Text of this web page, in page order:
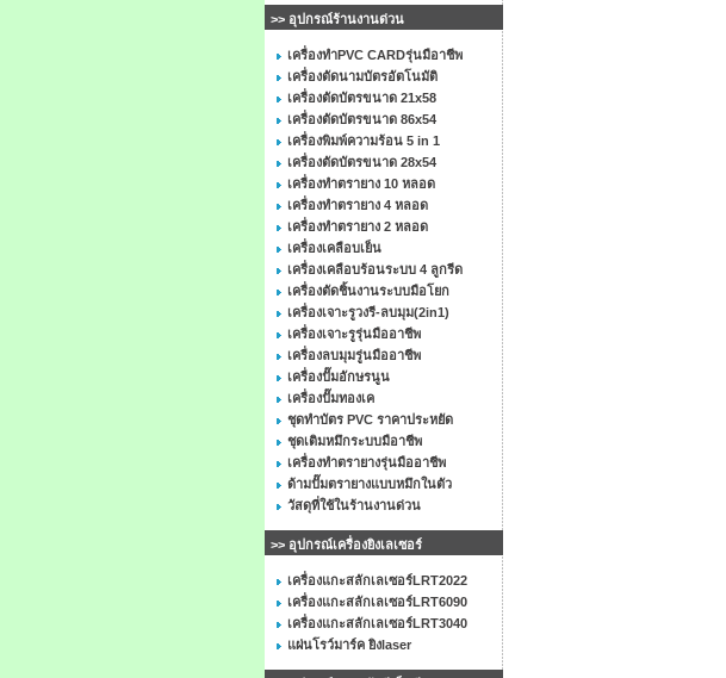
>> อุปกรณ์ร้านงานด่วน
เครื่องทำPVC CARDรุ่นมือาชีพ
เครื่องตัดนามบัตรอัตโนมัติ
เครื่องตัดบัตรขนาด 21x58
เครื่องตัดบัตรขนาด 86x54
เครื่องพิมพ์ความร้อน 5 in 1
เครื่องตัดบัตรขนาด 28x54
เครื่องทำตรายาง 10 หลอด
เครื่องทำตรายาง 4 หลอด
เครื่องทำตรายาง 2 หลอด
เครื่องเคลือบเย็น
เครื่องเคลือบร้อนระบบ 4 ลูกรีด
เครื่องตัดชิ้นงานระบบมือโยก
เครื่องเจาะรูวงรี-ลบมุม(2in1)
เครื่องเจาะรูรุ่นมืออาชีพ
เครื่องลบมุมรู่นมืออาชีพ
เครื่องปั๊มอักษรนูน
เครื่องปั๊มทองเค
ชุดทำบัตร PVC ราคาประหยัด
ชุดเติมหมึกระบบมือาชีพ
เครื่องทำตรายางรุ่นมืออาชีพ
ด้ามปั๊มตรายางแบบหมึกในตัว
วัสดุที่ใช้ในร้านงานด่วน
>> อุปกรณ์เครื่องยิงเลเซอร์
เครื่องแกะสลักเลเซอร์LRT2022
เครื่องแกะสลักเลเซอร์LRT6090
เครื่องแกะสลักเลเซอร์LRT3040
แผ่นโรว์มาร์ค ยิงlaser